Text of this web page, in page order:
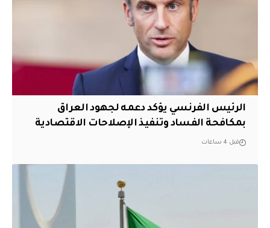
الرئيس الفرنسي يؤكد دعمه لجهود العراق
بمكافحة الفساد وتنفيذ الإصلاحات الاقتصادية
قبل 4 ساعات